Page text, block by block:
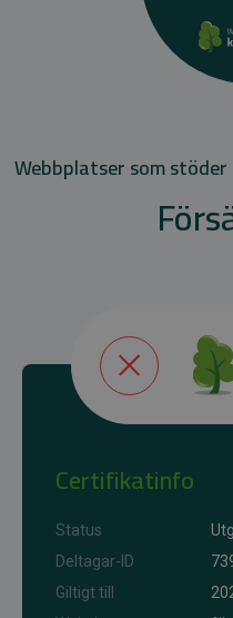
Webbplatser som
Certifikatinfo
Status
Deltagar-ID
Giltigt till